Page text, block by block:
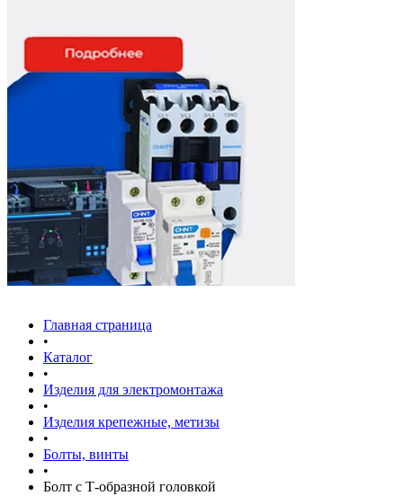
Главная страница
•
Каталог
•
Изделия для электромонтажа
•
Изделия крепежные, метизы
•
Болты, винты
•
Болт с Т-образной головкой